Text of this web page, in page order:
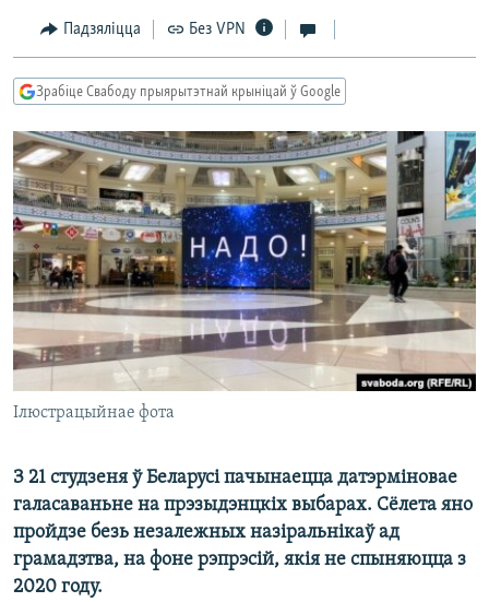
пошукуБЕЛАРУСЫ НА ВАЙНЕ
КУЛЬТУРА
КАЛЯНДАР
АЎДЫЁКНІГІ
МОВА
НА ХВАЛЯХ СВАБОДЫ
TWITTER
Усе сайты РС/РСЭ
Падзяліцца Без VPN
Зрабіце Свабоду прыярытэтнай крыніцай ў Google
Ілюстрацыйнае фота
З 21 студзеня ў Беларусі пачынаецца датэрміновае
галасаваньне на прэзыдэнцкіх выбарах. Сёлета яно
пройдзе безь незалежных назіральнікаў ад
грамадзтва, на фоне рэпрэсій, якія не спыняюцца з
2020 году.